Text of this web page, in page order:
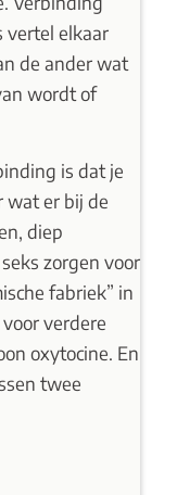
vertel elkaar
de ander wat
wordt of
is dat je
wat er bij de
diep
zorgen voor
fabriek” in
verdere
oxytocine. En
twee